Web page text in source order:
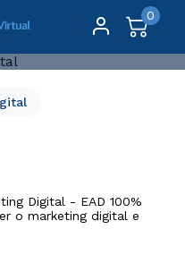
0
Digital - EAD 100%
o marketing digital e